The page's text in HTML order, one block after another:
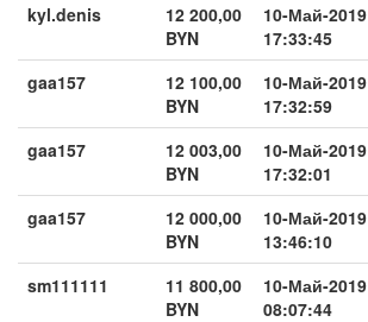
kyl.denis
12 200,00
BYN
10-Май-2019
17:33:45
gaa157
12 100,00
BYN
10-Май-2019
17:32:59
gaa157
12 003,00
BYN
10-Май-2019
17:32:01
gaa157
12 000,00
BYN
10-Май-2019
13:46:10
sm111111
11 800,00
BYN
10-Май-2019
08:07:44